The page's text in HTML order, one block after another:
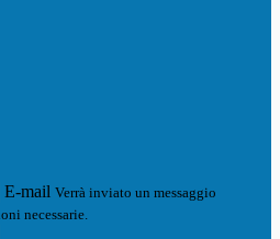
E-mail Verrà inviato un messaggio
necessarie.